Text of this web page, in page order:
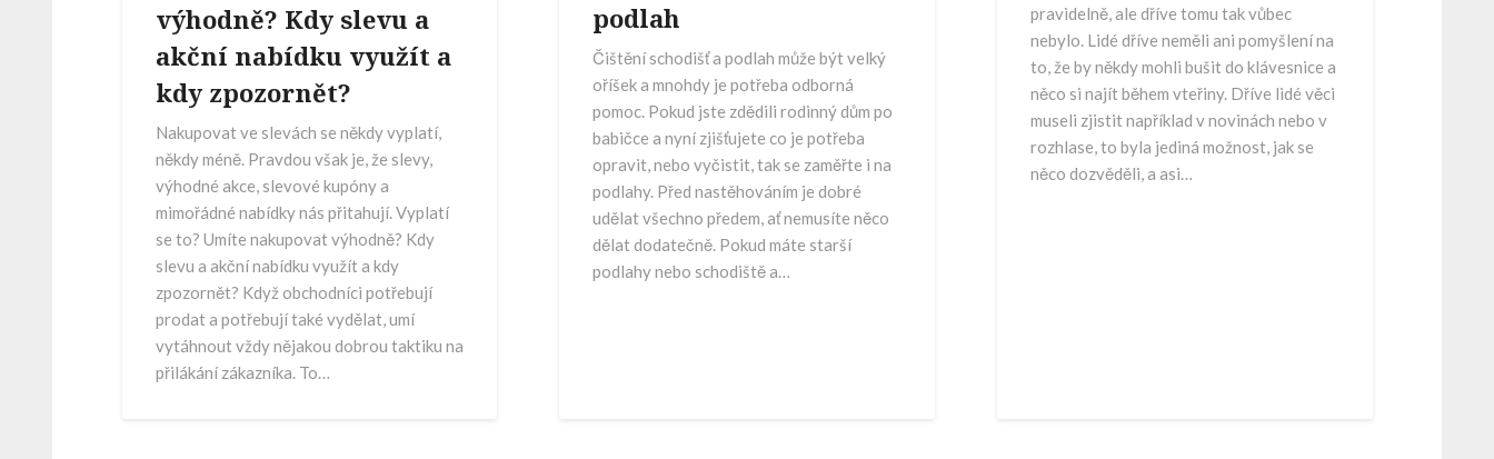
výhodně? Kdy slevu a
akční nabídku využít a
kdy zpozornět?
Nakupovat ve slevách se někdy vyplatí,
někdy méně. Pravdou však je, že slevy,
výhodné akce, slevové kupóny a
mimořádné nabídky nás přitahují. Vyplatí
se to? Umíte nakupovat výhodně? Kdy
slevu a akční nabídku využít a kdy
zpozornět? Když obchodníci potřebují
prodat a potřebují také vydělat, umí
vytáhnout vždy nějakou dobrou taktiku na
přilákání zákazníka. To…
podlah
Čištění schodišť a podlah může být velký
oříšek a mnohdy je potřeba odborná
pomoc. Pokud jste zdědili rodinný dům po
babičce a nyní zjišťujete co je potřeba
opravit, nebo vyčistit, tak se zaměřte i na
podlahy. Před nastěhováním je dobré
udělat všechno předem, ať nemusíte něco
dělat dodatečně. Pokud máte starší
podlahy nebo schodiště a…
pravidelně, ale dříve tomu tak vůbec
nebylo. Lidé dříve neměli ani pomyšlení na
to, že by někdy mohli bušit do klávesnice a
něco si najít během vteřiny. Dříve lidé věci
museli zjistit například v novinách nebo v
rozhlase, to byla jediná možnost, jak se
něco dozvěděli, a asi…